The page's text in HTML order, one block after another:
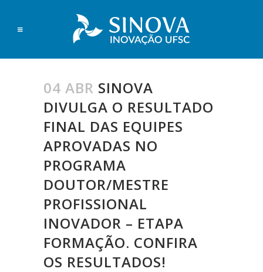
04 ABR SINOVA
DIVULGA O RESULTADO
FINAL DAS EQUIPES
APROVADAS NO
PROGRAMA
DOUTOR/MESTRE
PROFISSIONAL
INOVADOR – ETAPA
FORMAÇÃO. CONFIRA
OS RESULTADOS!